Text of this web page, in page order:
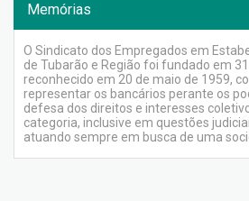
Memórias
O Sindicato dos Empregados em
de Tubarão e Região foi fundado em
reconhecido em 20 de maio de 1959,
representar os bancários perante os
defesa dos direitos e interesses
categoria, inclusive em questões
atuando sempre em busca de uma